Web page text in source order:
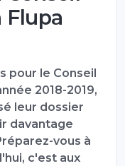
pour le Conseil
2018-2019,
leur dossier
davantage
vous à
c'est aux